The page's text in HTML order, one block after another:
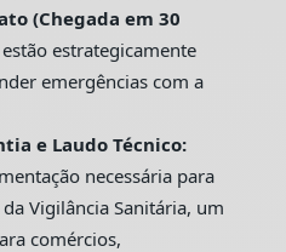
(Chegada em 30
estrategicamente
emergências com a
e Laudo Técnico:
necessária para
Vigilância Sanitária, um
comércios,